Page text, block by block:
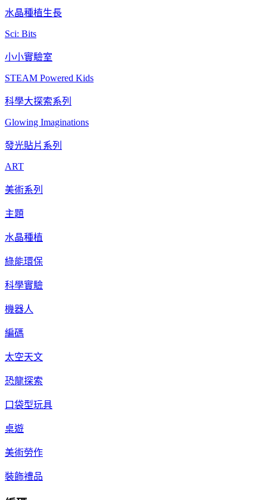
水晶種植生長
Sci: Bits
小小實驗室
STEAM Powered Kids
科學大探索系列
Glowing Imaginations
發光貼片系列
ART
美術系列
主題
水晶種植
綠能環保
科學實驗
機器人
編碼
太空天文
恐龍探索
口袋型玩具
桌遊
美術勞作
裝飾禮品